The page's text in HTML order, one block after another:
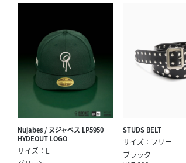
Nujabes / ヌジャベス LP5950
HYDEOUT LOGO
サイズ：L
STUDS BELT
サイズ：フリー
ブラック